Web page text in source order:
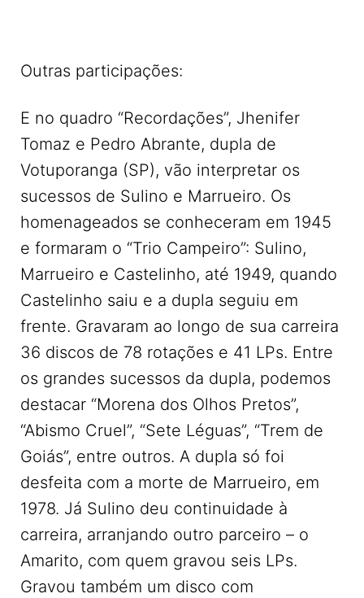
Outras participações:
E no quadro “Recordações”, Jhenifer
Tomaz e Pedro Abrante, dupla de
Votuporanga (SP), vão interpretar os
sucessos de Sulino e Marrueiro. Os
homenageados se conheceram em 1945
e formaram o “Trio Campeiro”: Sulino,
Marrueiro e Castelinho, até 1949, quando
Castelinho saiu e a dupla seguiu em
frente. Gravaram ao longo de sua carreira
36 discos de 78 rotações e 41 LPs. Entre
os grandes sucessos da dupla, podemos
destacar “Morena dos Olhos Pretos”,
“Abismo Cruel”, “Sete Léguas”, “Trem de
Goiás”, entre outros. A dupla só foi
desfeita com a morte de Marrueiro, em
1978. Já Sulino deu continuidade à
carreira, arranjando outro parceiro – o
Amarito, com quem gravou seis LPs.
Gravou também um disco com